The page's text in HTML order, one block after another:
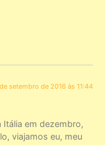
setembro de 2016 às 11:44
Itália em dezembro,
viajamos eu, meu